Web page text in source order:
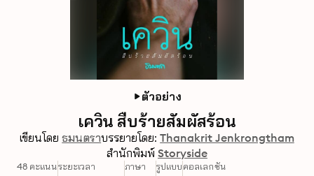
ตัวอย่าง
เควิน สืบร้ายสัมผัสร้อน
เขียนโดย ธมนตราบรรยายโดย: Thanakrit Jenkrongtham
สำนักพิมพ์ Storyside
48 คะแนนระยะเวลา ภาษา รูปแบบคอลเลกชัน